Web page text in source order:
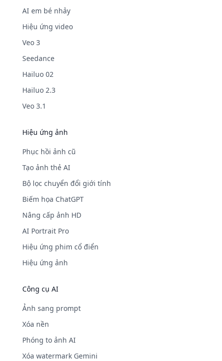
AI em bé nhảy
Hiệu ứng video
Veo 3
Seedance
Hailuo 02
Hailuo 2.3
Veo 3.1
Hiệu ứng ảnh
Phục hồi ảnh cũ
Tạo ảnh thẻ AI
Bộ lọc chuyển đổi giới tính
Biếm họa ChatGPT
Nâng cấp ảnh HD
AI Portrait Pro
Hiệu ứng phim cổ điển
Hiệu ứng ảnh
Công cụ AI
Ảnh sang prompt
Xóa nền
Phóng to ảnh AI
Xóa watermark Gemini